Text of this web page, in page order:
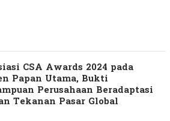
CSA Awards 2024 pada
Papan Utama, Bukti
Perusahaan Beradaptasi
Tekanan Pasar Global